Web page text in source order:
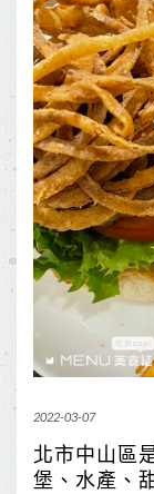
2022-03-07
北市中山區
堡、水產、